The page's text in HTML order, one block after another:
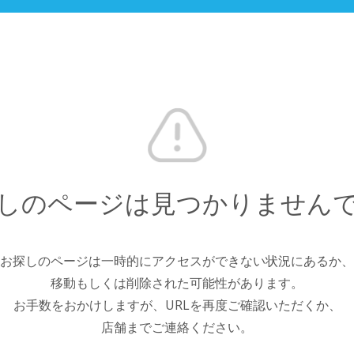
のページは見つかりません
お探しのページは一時的にアクセスができない状況にあるか、
移動もしくは削除された可能性があります。
お手数をおかけしますが、URLを再度ご確認いただくか、
店舗までご連絡ください。